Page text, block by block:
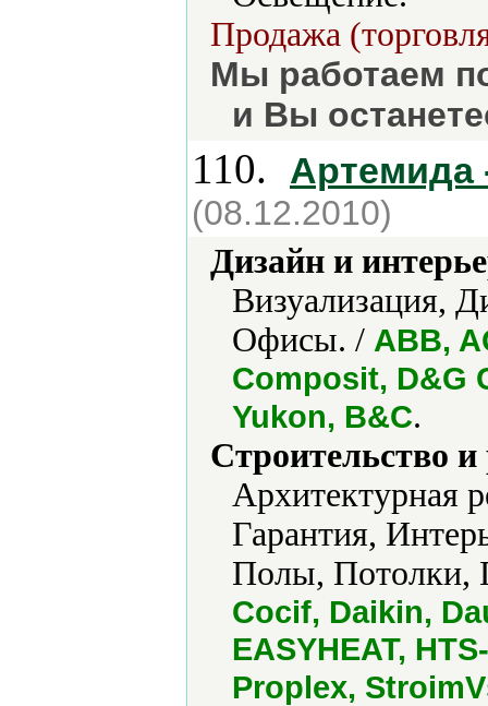
Продажа
Мы работаем
и Вы
110. Артемида
(08.12.2010)
Дизайн и
Визуализация,
Офисы. / ABB,
Composit, D&G
Yukon, В&C.
Строительство
Архитектурная
Гарантия,
Полы, Потолки,
Cocif, Daikin,
EASYHEAT,
Proplex,